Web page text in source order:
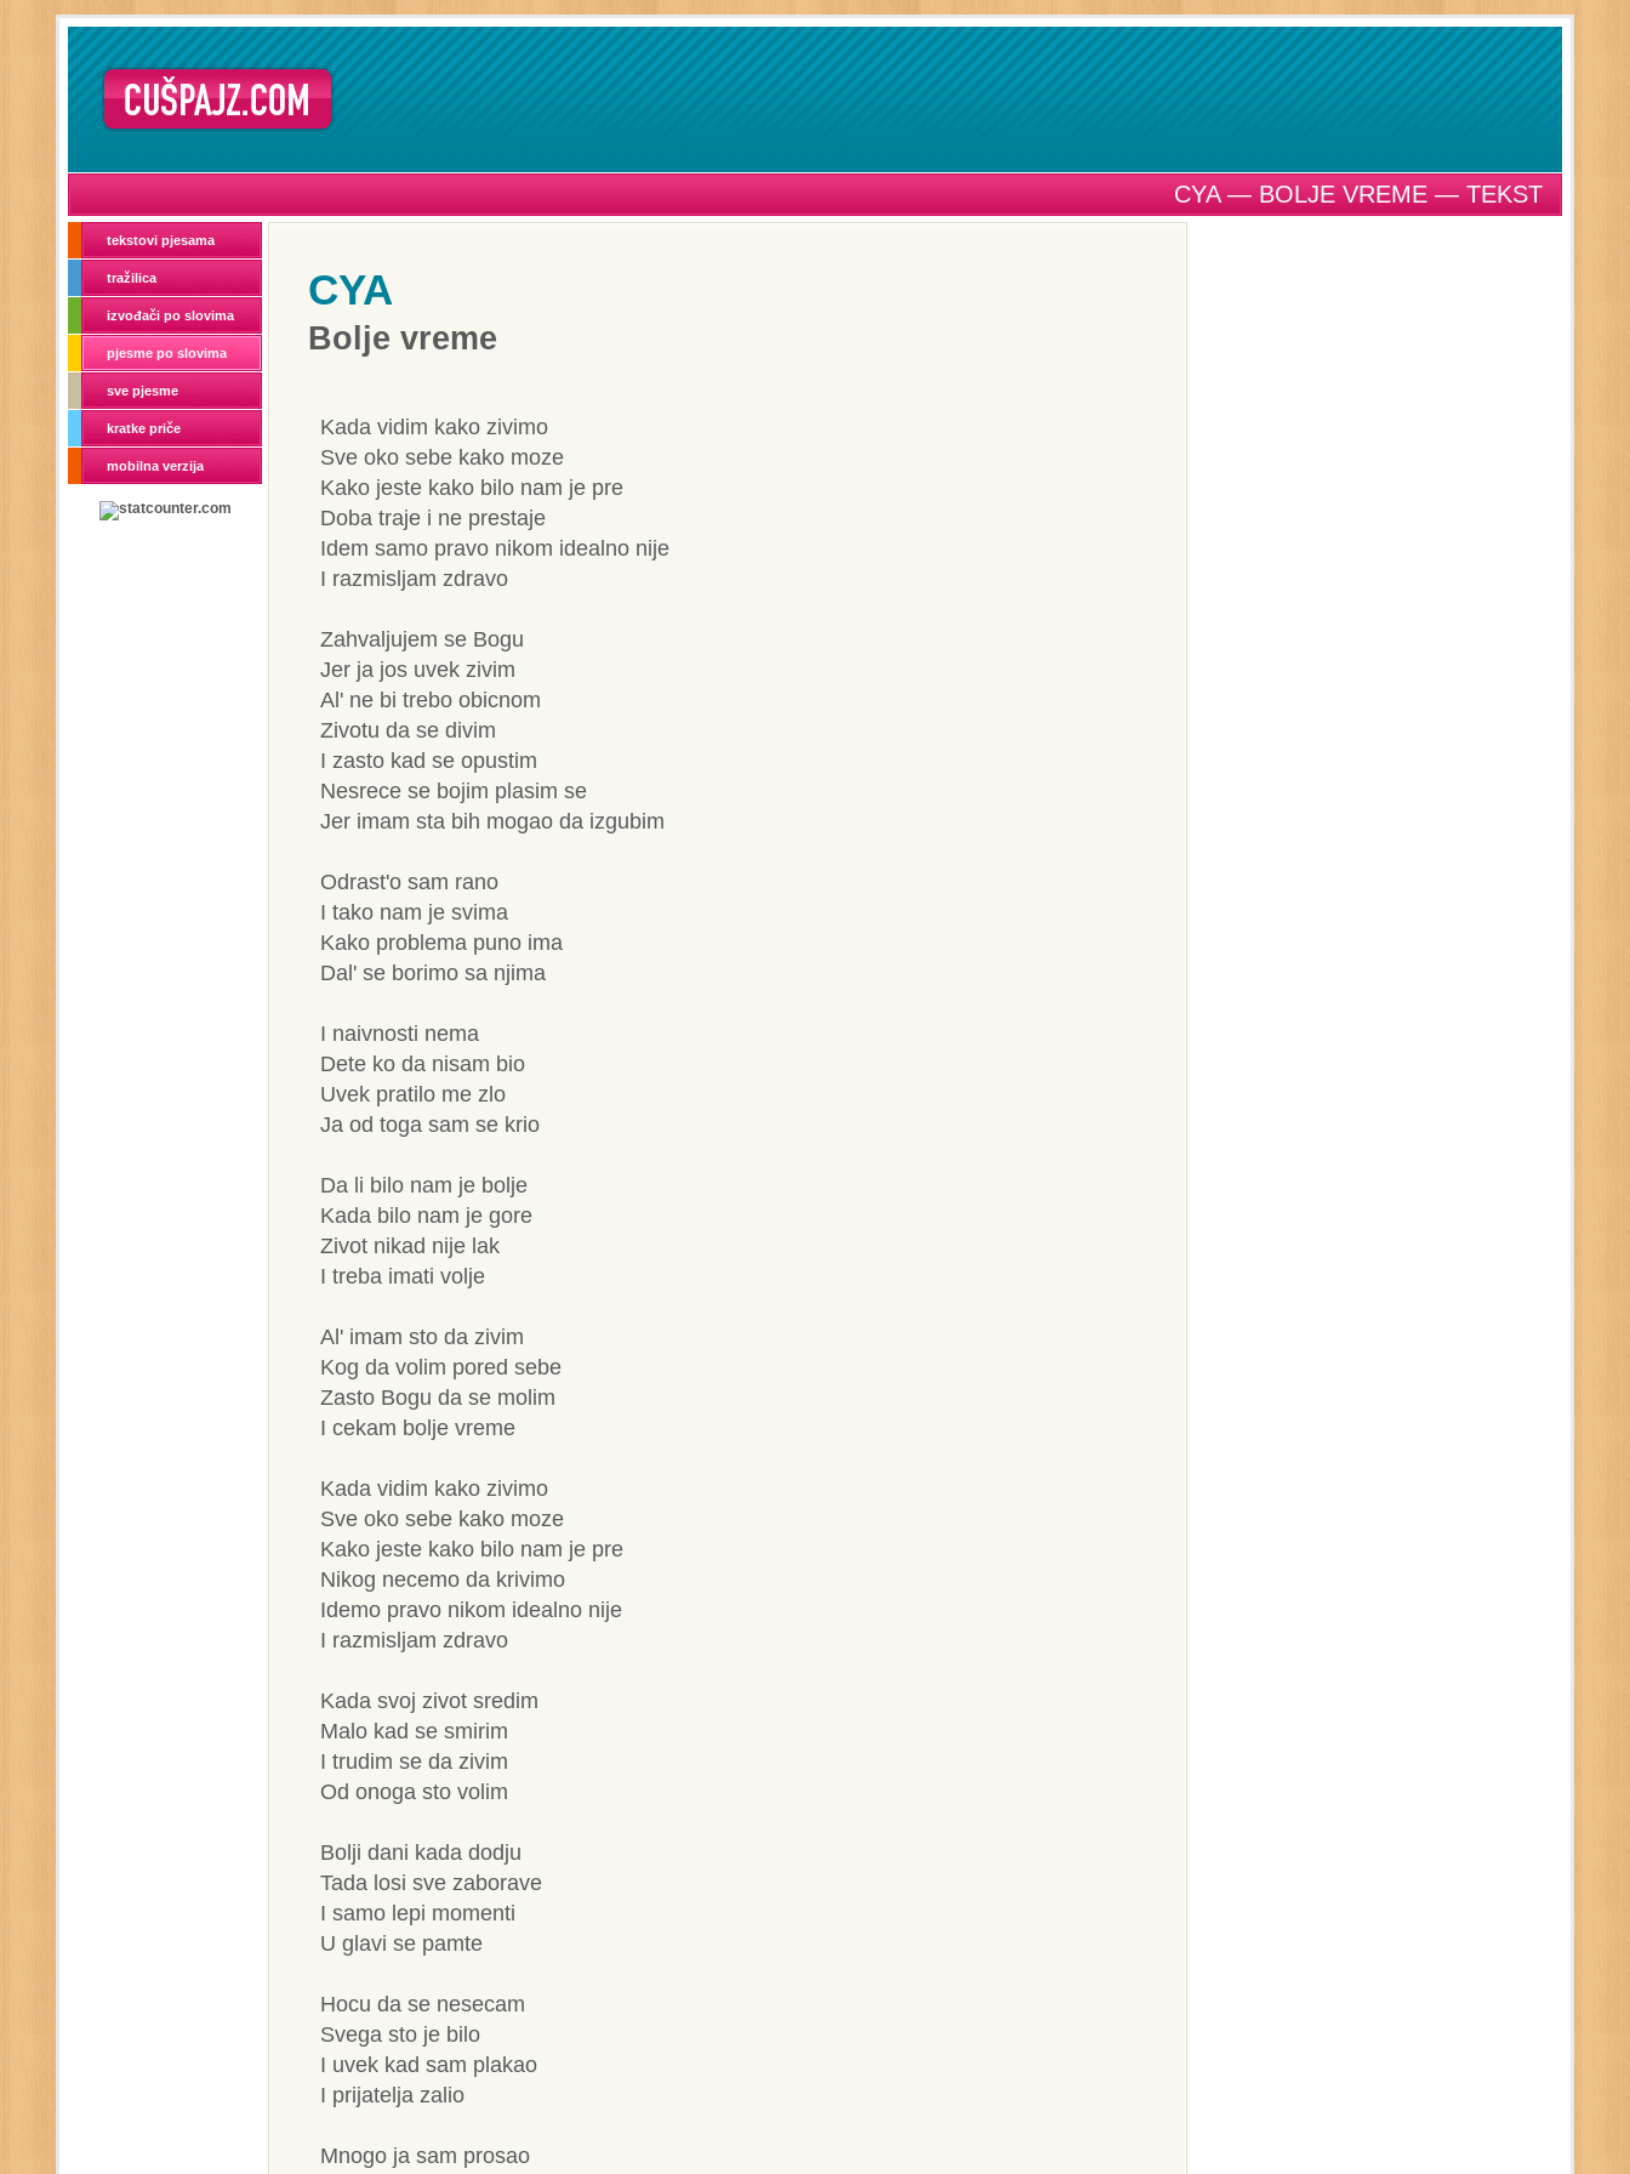
CYA — BOLJE VREME — TEKST
tekstovi pjesama
tražilica
izvođači po slovima
pjesme po slovima
sve pjesme
kratke priče
mobilna verzija
CYA
Bolje vreme
Kada vidim kako zivimo
Sve oko sebe kako moze
Kako jeste kako bilo nam je pre
Doba traje i ne prestaje
Idem samo pravo nikom idealno nije
I razmisljam zdravo
Zahvaljujem se Bogu
Jer ja jos uvek zivim
Al' ne bi trebo obicnom
Zivotu da se divim
I zasto kad se opustim
Nesrece se bojim plasim se
Jer imam sta bih mogao da izgubim
Odrast'o sam rano
I tako nam je svima
Kako problema puno ima
Dal' se borimo sa njima
I naivnosti nema
Dete ko da nisam bio
Uvek pratilo me zlo
Ja od toga sam se krio
Da li bilo nam je bolje
Kada bilo nam je gore
Zivot nikad nije lak
I treba imati volje
Al' imam sto da zivim
Kog da volim pored sebe
Zasto Bogu da se molim
I cekam bolje vreme
Kada vidim kako zivimo
Sve oko sebe kako moze
Kako jeste kako bilo nam je pre
Nikog necemo da krivimo
Idemo pravo nikom idealno nije
I razmisljam zdravo
Kada svoj zivot sredim
Malo kad se smirim
I trudim se da zivim
Od onoga sto volim
Bolji dani kada dodju
Tada losi sve zaborave
I samo lepi momenti
U glavi se pamte
Hocu da se nesecam
Svega sto je bilo
I uvek kad sam plakao
I prijatelja zalio
Mnogo ja sam prosao